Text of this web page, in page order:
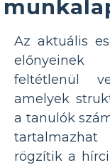
Az aktuális
előnyeinek
feltétlenül
amelyek
a tanulók
tartalmazhat
rögzítik a